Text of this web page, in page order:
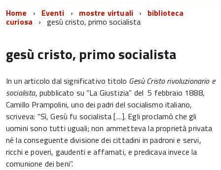
Home Eventi mostre virtuali biblioteca
curiosa gesù cristo, primo socialista
gesù cristo, primo socialista
In un articolo dal significativo titolo Gesù Cristo rivoluzionario e
socialista, pubblicato su “La Giustizia” del 5 febbraio 1888,
Camillo Prampolini, uno dei padri del socialismo italiano,
scriveva: “Sì, Gesù fu socialista […]. Egli proclamò che gli
uomini sono tutti uguali; non ammetteva la proprietà privata
né la conseguente divisione dei cittadini in padroni e servi,
ricchi e poveri, gaudenti e affamati, e predicava invece la
comunione dei beni”.